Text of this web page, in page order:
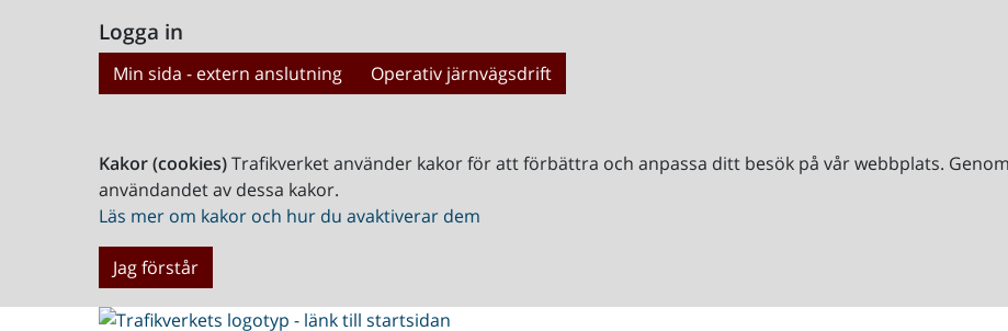
Logga in
Min sida - extern anslutning Operativ järnvägsdrift
Kakor (cookies)Trafikverket använder kakor för att förbättra och anpassa ditt besök på vår webbplats.
användandet av dessa kakor.
Läs mer om kakor och hur du avaktiverar dem
Jag förstår